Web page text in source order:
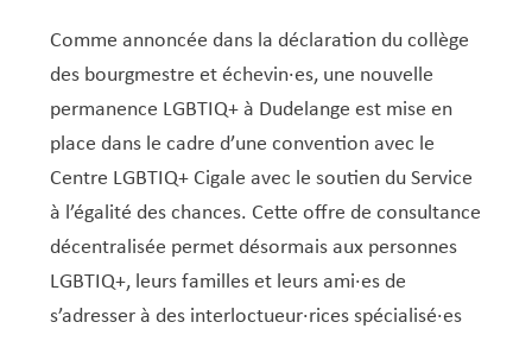
Musée municipal
Service national de la jeunesse (SNJ) – Antenne
locale
Service écologique – Maison verte
Subsides et aides en matière d’environnement
Vélo
Zones 20 & 30
Réserve naturelle Haard
Sentier narratif (Lauschterwee)
Urban Garden NeiSchmelz
Service logement
Pacte Logement 2.0
PAG (Plan d’Aménagement Général)
PAP QE (Plan d’Aménagement Particulier « Quartiers
Existants »)
PAP NQ (Plan d’Aménagement Particulier « Nouveau
Quartier »)
PAP approuvés
PAG/PAP QE – Modifications ponctuelles
Comme annoncée dans la déclaration du collège
des bourgmestre et échevin·es, une nouvelle
permanence LGBTIQ+ à Dudelange est mise en
place dans le cadre d’une convention avec le
Centre LGBTIQ+ Cigale avec le soutien du Service
à l’égalité des chances. Cette offre de consultance
décentralisée permet désormais aux personnes
LGBTIQ+, leurs familles et leurs ami·es de
s’adresser à des interloctueur·rices spécialisé·es